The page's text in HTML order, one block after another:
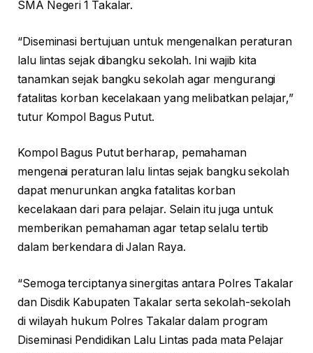
SMA Negeri 1 Takalar.
“Diseminasi bertujuan untuk mengenalkan peraturan
lalu lintas sejak dibangku sekolah. Ini wajib kita
tanamkan sejak bangku sekolah agar mengurangi
fatalitas korban kecelakaan yang melibatkan pelajar,”
tutur Kompol Bagus Putut.
Kompol Bagus Putut berharap, pemahaman
mengenai peraturan lalu lintas sejak bangku sekolah
dapat menurunkan angka fatalitas korban
kecelakaan dari para pelajar. Selain itu juga untuk
memberikan pemahaman agar tetap selalu tertib
dalam berkendara di Jalan Raya.
“Semoga terciptanya sinergitas antara Polres Takalar
dan Disdik Kabupaten Takalar serta sekolah-sekolah
di wilayah hukum Polres Takalar dalam program
Diseminasi Pendidikan Lalu Lintas pada mata Pelajar